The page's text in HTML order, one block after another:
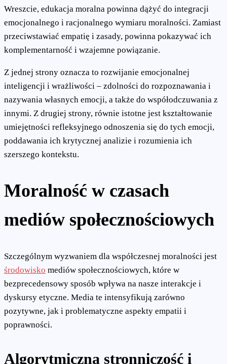
Wreszcie, edukacja moralna powinna dążyć do integracji
emocjonalnego i racjonalnego wymiaru moralności. Zamiast
przeciwstawiać empatię i zasady, powinna pokazywać ich
komplementarność i wzajemne powiązanie.
Z jednej strony oznacza to rozwijanie emocjonalnej
inteligencji i wrażliwości – zdolności do rozpoznawania i
nazywania własnych emocji, a także do współodczuwania z
innymi. Z drugiej strony, równie istotne jest kształtowanie
umiejętności refleksyjnego odnoszenia się do tych emocji,
poddawania ich krytycznej analizie i rozumienia ich
szerszego kontekstu.
Moralność w czasach
mediów społecznościowych
Szczególnym wyzwaniem dla współczesnej moralności jest
środowisko mediów społecznościowych, które w
bezprecedensowy sposób wpływa na nasze interakcje i
dyskursy etyczne. Media te intensyfikują zarówno
pozytywne, jak i problematyczne aspekty empatii i
poprawności.
Algorytmiczna stronniczość i